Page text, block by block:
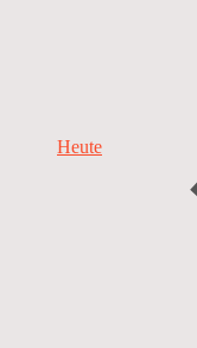
Heute